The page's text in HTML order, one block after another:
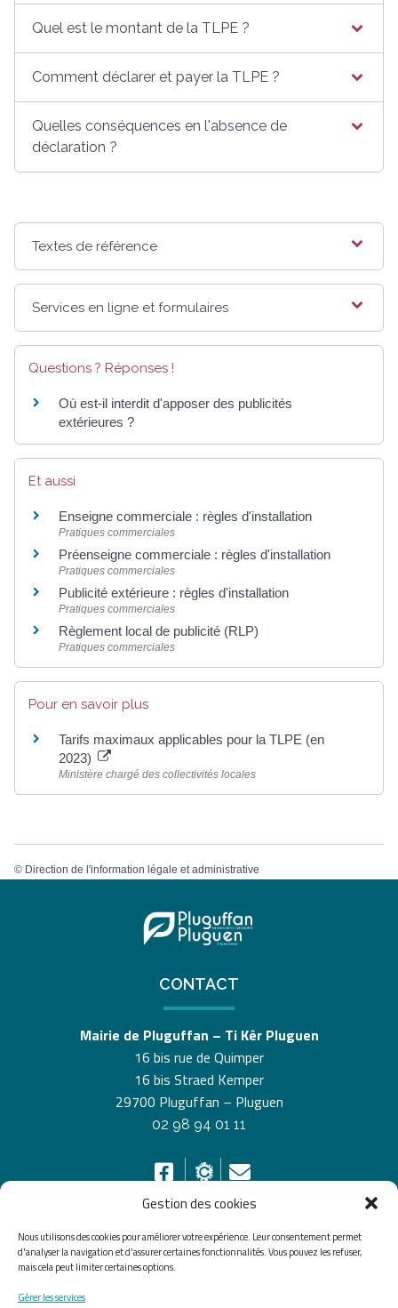
Gestion des cookies
Nous utilisons des cookies pour améliorer votre expérience. Leur consentement permet
d'analyser la navigation et d'assurer certaines fonctionnalités. Vous pouvez les refuser,
mais cela peut limiter certaines options.
Gérer les services
Quel est le montant de la TLPE ?
Comment déclarer et payer la TLPE ?
Quelles conséquences en l'absence de
déclaration ?
Textes de référence
Services en ligne et formulaires
Questions ? Réponses !
Où est-il interdit d'apposer des publicités
extérieures ?
Et aussi
Enseigne commerciale : règles d'installation
Pratiques commerciales
Préenseigne commerciale : règles d'installation
Pratiques commerciales
Publicité extérieure : règles d'installation
Pratiques commerciales
Règlement local de publicité (RLP)
Pratiques commerciales
Pour en savoir plus
Tarifs maximaux applicables pour la TLPE (en
2023)
Ministère chargé des collectivités locales
© Direction de l'information légale et administrative
CONTACT
Mairie de Pluguffan – Ti Kêr Pluguen
16 bis rue de Quimper
16 bis Straed Kemper
29700 Pluguffan – Pluguen
02 98 94 01 11
HORAIRES D’OUVERTURE
Du lundi au vendredi de 8h30 à 12h30 et de 13h30 à